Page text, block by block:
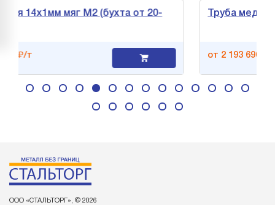
мяг М2 (бухта от 20- Труба медная
от 2 193 690,0 ₽/т
ООО «СТАЛЬТОРГ», © 2026